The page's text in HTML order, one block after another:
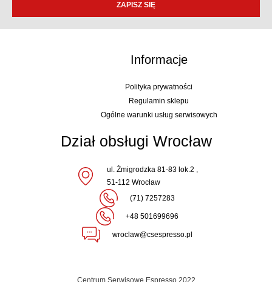
ZAPISZ SIĘ
Informacje
Polityka prywatności
Regulamin sklepu
Ogólne warunki usług serwisowych
Dział obsługi Wrocław
ul. Żmigrodzka 81-83 lok.2 ,
51-112 Wrocław
(71) 7257283
+48 501699696
wroclaw@csespresso.pl
Centrum Serwisowe Espresso 2022